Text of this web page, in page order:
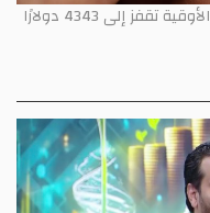
الذهب في مصر يستقر عند 6125 جنيهًا.. والأوقية تقفز إلى 4343 دولارًا